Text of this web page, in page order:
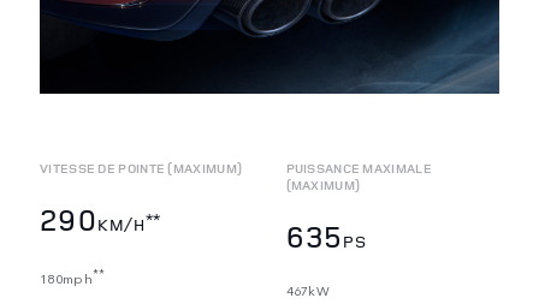
VITESSE DE POINTE (MAXIMUM)
290KM/H**
180mph**
PUISSANCE MAXIMALE
(MAXIMUM)
635 PS
467kW